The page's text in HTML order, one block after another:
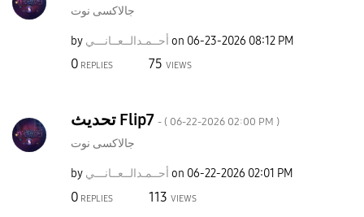
جالاكسى نوت
by أحــمـدالــعــانـــي on ‎06-23-2026 08:12 PM
0 REPLIES 75 VIEWS
تحديث Flip7 - ( ‎06-22-2026 02:00 PM )
جالاكسى نوت
by أحــمـدالــعــانـــي on ‎06-22-2026 02:01 PM
0 REPLIES 113 VIEWS